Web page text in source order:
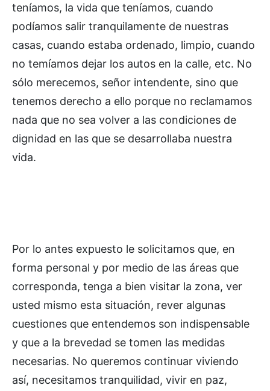
teníamos, la vida que teníamos, cuando
podíamos salir tranquilamente de nuestras
casas, cuando estaba ordenado, limpio, cuando
no temíamos dejar los autos en la calle, etc. No
sólo merecemos, señor intendente, sino que
tenemos derecho a ello porque no reclamamos
nada que no sea volver a las condiciones de
dignidad en las que se desarrollaba nuestra
vida.
Por lo antes expuesto le solicitamos que, en
forma personal y por medio de las áreas que
corresponda, tenga a bien visitar la zona, ver
usted mismo esta situación, rever algunas
cuestiones que entendemos son indispensable
y que a la brevedad se tomen las medidas
necesarias. No queremos continuar viviendo
así, necesitamos tranquilidad, vivir en paz,